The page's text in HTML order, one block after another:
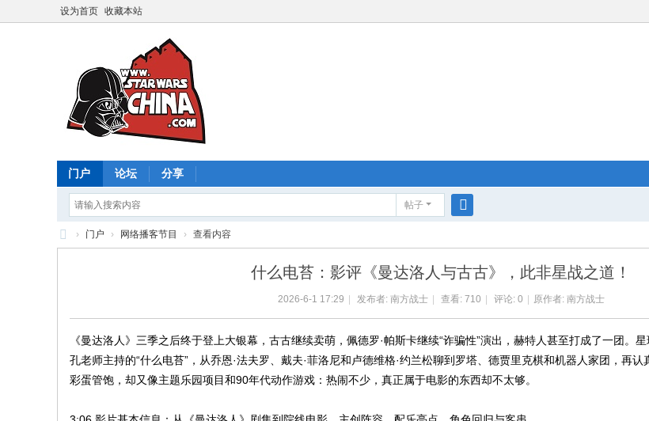
设为首页 收藏本站
门户 论坛 分享
帖子
索
› 门户 › 网络播客节目 › 查看内容
什么电苔：影评《曼达洛人与古古》，此非星战之道！
2026-6-1 17:29 发布者: 南方战士 查看: 710 评论: 0 原作者: 南方战士
《曼达洛人》三季之后终于登上大银幕，古古继续卖萌，佩德罗·帕斯卡继续“诈骗性”演出，赫特人甚至打成了一团。
孔老师主持的“什么电苔”，从乔恩·法夫罗、戴夫·菲洛尼和卢德维格·约兰松聊到罗塔、德贾里克棋和机器人家团，再
彩蛋管饱，却又像主题乐园项目和90年代动作游戏：热闹不少，真正属于电影的东西却不太够。